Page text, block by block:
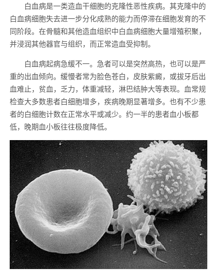
白血病是一类造血干细胞的克隆性恶性疾病。其克隆中的
白血病细胞失去进一步分化成熟的能力而停滞在细胞发育的不
同阶段。在骨髓和其他造血组织中白血病细胞大量增殖积聚，
并浸润其他器官与组织，而正常造血受抑制。
白血病起病急缓不一。急者可以是突然高热，也可以是严
重的出血倾向。缓慢者常为脸色苍白，皮肤紫癜，或拔牙后出
血难止，贫血，乏力，体重减轻，淋巴结肿大等表现。血常规
检查大多数患者白细胞增多，疾病晚期显著增多。也有不少患
者的白细胞计数在正常水平或减少。约一半的患者血小板都
低，晚期血小板往往极度降低。